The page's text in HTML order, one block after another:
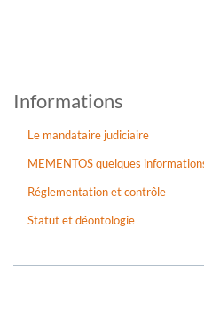
Informations
Le mandataire judiciaire
MEMENTOS quelques
Réglementation et contrôle
Statut et déontologie